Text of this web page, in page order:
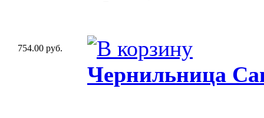
754.00 руб.
Чернильница